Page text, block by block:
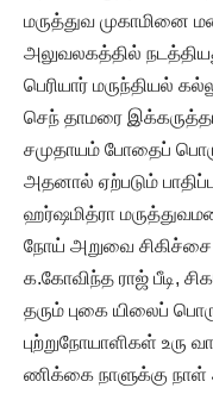
மருத்துவ முகாமினை
அலுவலகத்தில்
பெரியார் மருந்தியல்
செந் தாமரை
சமுதாயம் போதைப்
அதனால் ஏற்படும்
ஹர்ஷமித்ரா
நோய் அறுவை சிகிச்சை
க.கோவிந்த ராஜ் பீடி,
தரும் புகை யிலைப்
புற்றுநோயாளிகள்
ணிக்கை நாளுக்கு நாள்